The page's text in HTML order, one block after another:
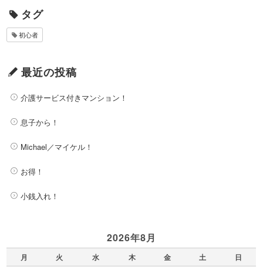
タグ
初心者
最近の投稿
介護サービス付きマンション！
息子から！
Michael／マイケル！
お得！
小銭入れ！
2026年8月
月 火 水 木 金 土 日